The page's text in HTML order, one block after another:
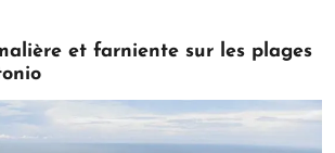
et farniente sur les plages